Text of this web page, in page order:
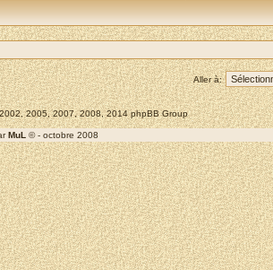
Aller à:
2005, 2007, 2008, 2014 phpBB Group
MuL © - octobre 2008